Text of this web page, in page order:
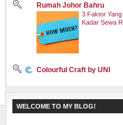
Rumah Johor Bahru
3 Faktor
Kadar Sewa
Colourful Craft by UNI
WELCOME TO MY BLOG!